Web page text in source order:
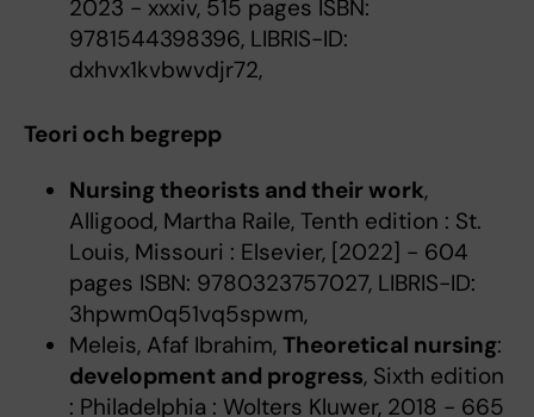
2023 - xxxiv, 515 pages ISBN:
9781544398396, LIBRIS-ID:
dxhvx1kvbwvdjr72,
Teori och begrepp
Nursing theorists and their work,
Alligood, Martha Raile, Tenth edition : St.
Louis, Missouri : Elsevier, [2022] - 604
pages ISBN: 9780323757027, LIBRIS-ID:
3hpwm0q51vq5spwm,
Meleis, Afaf Ibrahim, Theoretical nursing:
development and progress, Sixth edition
: Philadelphia : Wolters Kluwer, 2018 - 665